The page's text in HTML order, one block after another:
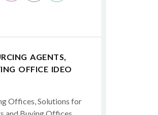
AGENTS,
OFFICE IDEO
Offices, Solutions for